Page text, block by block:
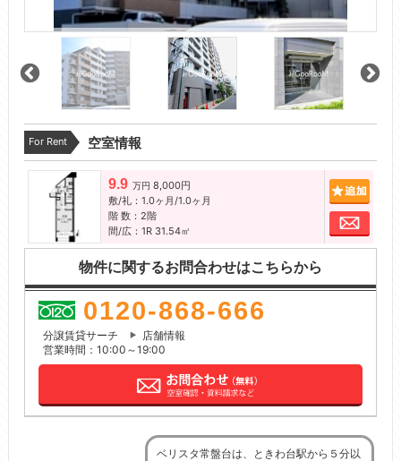
For Rent 空室情報
9.9 万円 8,000円
敷/礼：1.0ヶ月/1.0ヶ月
階 数：2階
間/広：1R 31.54㎡
お問
物件に関するお問合わせはこちらから
0120-868-666
分譲賃貸サーチ
店舗情報
営業時間：10:00～19:00
ベリスタ常盤台は、ときわ台駅から５分以